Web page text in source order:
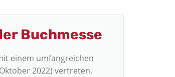
Buchmesse
einem umfangreichen
2022) vertreten.